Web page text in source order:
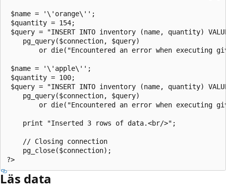
$name = '\'orange\'';
$quantity = 154;
$query = "INSERT INTO inventory (name, quantity)
pg_query($connection, $query)
or die("Encountered an error when executing
$name = '\'apple\'';
$quantity = 100;
$query = "INSERT INTO inventory (name, quantity)
pg_query($connection, $query)
or die("Encountered an error when executing
print "Inserted 3 rows of data.<br/>";
// Closing connection
pg_close($connection);
Läs data